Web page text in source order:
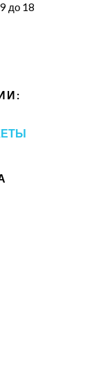
до 18